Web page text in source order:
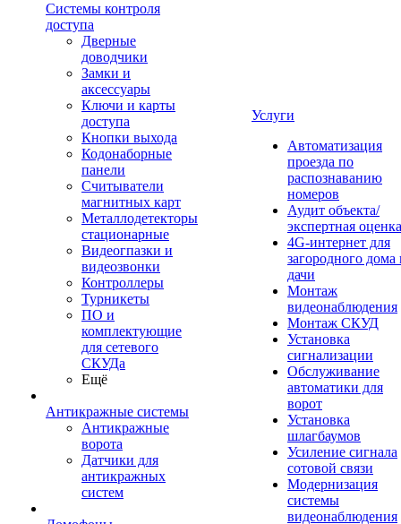
Системы контроля
доступа
Дверные
доводчики
Замки и
аксессуары
Ключи и карты
доступа
Кнопки выхода
Кодонаборные
панели
Считыватели
магнитных карт
Металлодетекторы
стационарные
Видеогпазки и
видеозвонки
Контроллеры
Турникеты
ПО и
комплектующие
для сетевого
СКУДа
Ещё
Антикражные системы
Антикражные
ворота
Датчики для
антикражных
систем
Услуги
Автоматизация
проезда по
распознаванию
номеров
Аудит объекта/
экспертная оценка
4G-интернет для
загородного дома
дачи
Монтаж
видеонаблюдения
Монтаж СКУД
Установка
сигнализации
Обслуживание
автоматики для
ворот
Установка
шлагбаумов
Усиление сигнала
сотовой связи
Модернизация
системы
видеонаблюдения